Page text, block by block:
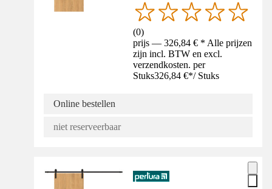
(0)
prijs — 326,84 € * Alle prijzen
zijn incl. BTW en excl.
verzendkosten. per
Stuks326,84 €*/ Stuks
Online bestellen
niet reserveerbaar